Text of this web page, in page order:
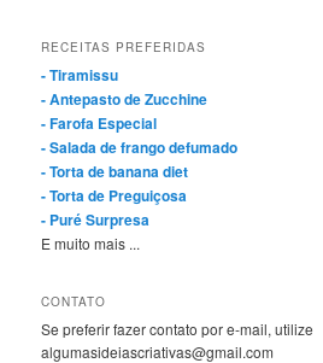
RECEITAS PREFERIDAS
- Tiramissu
- Antepasto de Zucchine
- Farofa Especial
- Salada de frango defumado
- Torta de banana diet
- Torta de Preguiçosa
- Puré Surpresa
E muito mais ...
CONTATO
Se preferir fazer contato por e-mail, utilize
algumasideiascriativas@gmail.com